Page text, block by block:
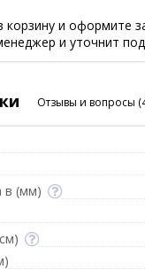
и оформите
и уточнит
Отзывы и вопросы
в (мм)